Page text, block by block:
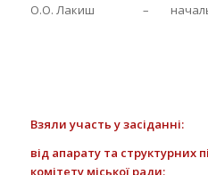
О.О. Лакиш – начальник
Взяли участь у засіданні:
від апарату та структурних
комітету міської ради: